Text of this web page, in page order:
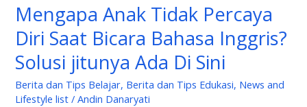
Mengapa Anak Tidak Percaya
Diri Saat Bicara Bahasa Inggris?
Solusi jitunya Ada Di Sini
Berita dan Tips Belajar, Berita dan Tips Edukasi, News and
Lifestyle list /Andin Danaryati
Ada
Di
Sini